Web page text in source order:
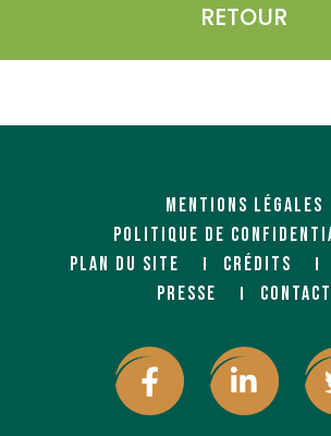
RETOUR
MENTIONS LÉGALES
POLITIQUE DE
PLAN DU SITE
CRÉDITS
PRESSE
CONTACT